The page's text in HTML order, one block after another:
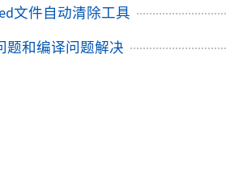
文件自动清除工具
题和编译问题解决